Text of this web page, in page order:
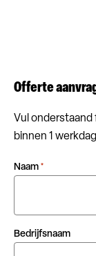
Offerte
Vul
binnen 1
Naam *
Bedrijfsnaam